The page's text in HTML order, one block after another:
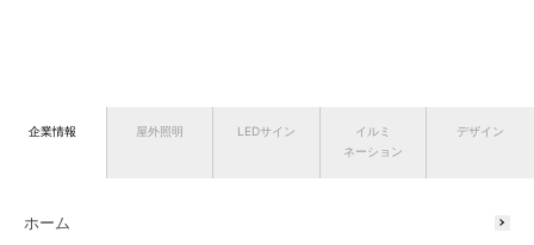
企業情報 屋外照明 LEDサイン
イルミ
ネーション
デザイン
ホーム